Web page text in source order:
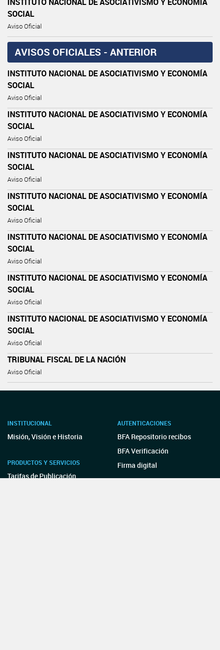
SOCIAL
Aviso Oficial
AVISOS OFICIALES - ANTERIOR
INSTITUTO NACIONAL DE ASOCIATIVISMO Y ECONOMÍA
SOCIAL
Aviso Oficial
INSTITUTO NACIONAL DE ASOCIATIVISMO Y ECONOMÍA
SOCIAL
Aviso Oficial
INSTITUTO NACIONAL DE ASOCIATIVISMO Y ECONOMÍA
SOCIAL
Aviso Oficial
INSTITUTO NACIONAL DE ASOCIATIVISMO Y ECONOMÍA
SOCIAL
Aviso Oficial
INSTITUTO NACIONAL DE ASOCIATIVISMO Y ECONOMÍA
SOCIAL
Aviso Oficial
INSTITUTO NACIONAL DE ASOCIATIVISMO Y ECONOMÍA
SOCIAL
Aviso Oficial
INSTITUTO NACIONAL DE ASOCIATIVISMO Y ECONOMÍA
SOCIAL
Aviso Oficial
TRIBUNAL FISCAL DE LA NACIÓN
Aviso Oficial
INSTITUCIONAL
Misión, Visión e Historia
PRODUCTOS Y SERVICIOS
Tarifas de Publicación
AUTENTICACIONES
BFA Repositorio recibos
BFA Verificación
Firma digital